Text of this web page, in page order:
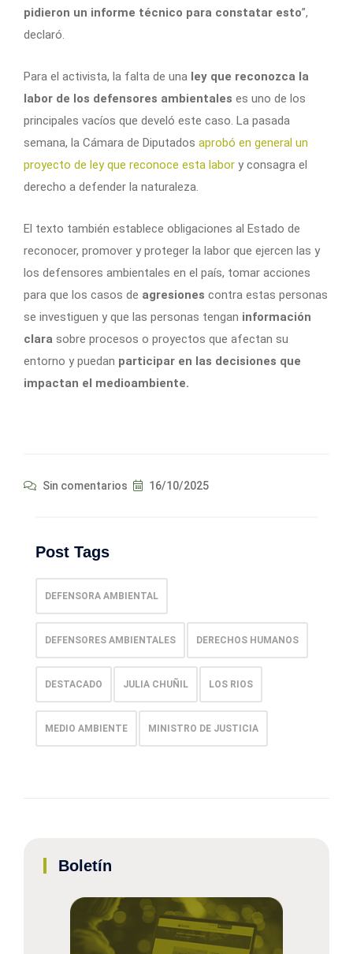
pidieron un informe técnico para constatar esto”,
declaró.
Para el activista, la falta de una ley que reconozca la
labor de los defensores ambientales es uno de los
principales vacíos que develó este caso. La pasada
semana, la Cámara de Diputados aprobó en general un
proyecto de ley que reconoce esta labor y consagra el
derecho a defender la naturaleza.
El texto también establece obligaciones al Estado de
reconocer, promover y proteger la labor que ejercen las y
los defensores ambientales en el país, tomar acciones
para que los casos de agresiones contra estas personas
se investiguen y que las personas tengan información
clara sobre procesos o proyectos que afectan su
entorno y puedan participar en las decisiones que
impactan el medioambiente.
Sin comentarios 16/10/2025
Post Tags
DEFENSORA AMBIENTAL
DEFENSORES AMBIENTALES DERECHOS HUMANOS
DESTACADO JULIA CHUÑIL LOS RIOS
MEDIO AMBIENTE MINISTRO DE JUSTICIA
Boletín